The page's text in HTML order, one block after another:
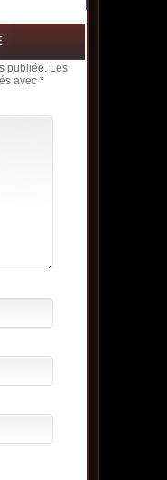
publiée. Les
avec *